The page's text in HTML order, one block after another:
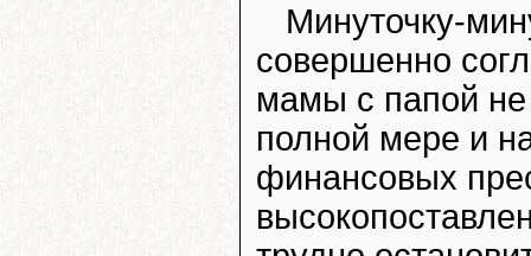
Минуточку-
совершенно
мамы с папой не
полной мере и
финансовых